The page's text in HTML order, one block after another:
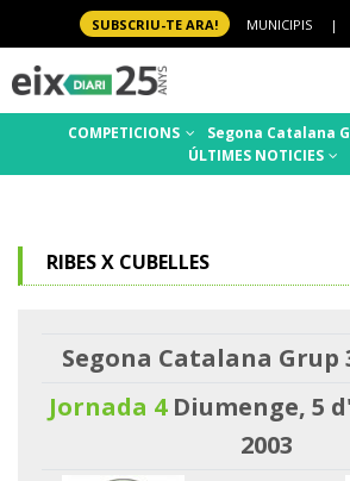
SUBSCRIU-TE ARA! MUNICIPIS |
COMPETICIONS
Segona Catalana
ÚLTIMES NOTICIES
RIBES X CUBELLES
Segona Catalana Grup
Jornada 4Diumenge, 5
2003